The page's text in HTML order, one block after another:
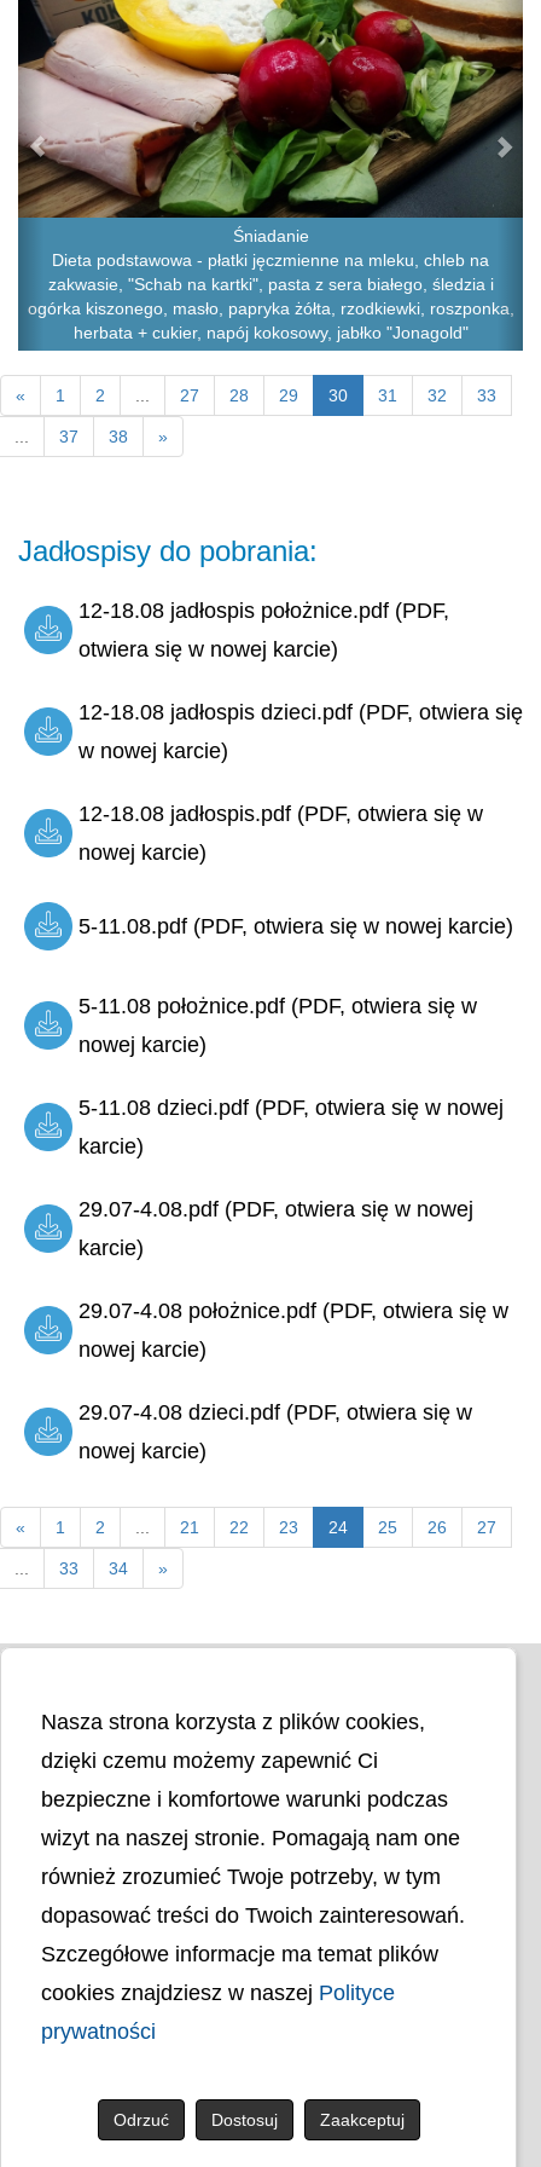
Śniadanie
Dieta podstawowa - płatki jęczmienne na mleku, chleb na
zakwasie, "Schab na kartki", pasta z sera białego, śledzia i
ogórka kiszonego, masło, papryka żółta, rzodkiewki, roszponka,
herbata + cukier, napój kokosowy, jabłko "Jonagold"
« 1 2 27 28 29 30 31 32 33
37 38 »
Jadłospisy do pobrania:
12-18.08 jadłospis położnice.pdf (PDF,
otwiera się w nowej karcie)
12-18.08 jadłospis dzieci.pdf (PDF, otwiera się
w nowej karcie)
12-18.08 jadłospis.pdf (PDF, otwiera się w
nowej karcie)
5-11.08.pdf (PDF, otwiera się w nowej karcie)
5-11.08 położnice.pdf (PDF, otwiera się w
nowej karcie)
5-11.08 dzieci.pdf (PDF, otwiera się w nowej
karcie)
29.07-4.08.pdf (PDF, otwiera się w nowej
karcie)
29.07-4.08 położnice.pdf (PDF, otwiera się w
nowej karcie)
29.07-4.08 dzieci.pdf (PDF, otwiera się w
nowej karcie)
« 1 2 21 22 23 24 25 26 27
33 34 »
Liczba odwiedzin
Polityka prywatności
Mapa strony
Ochrona Danych Osobowych
Deklaracja Dostępności
© uck.katowice.pl.
Nasza strona korzysta z plików cookies,
dzięki czemu możemy zapewnić Ci
bezpieczne i komfortowe warunki podczas
wizyt na naszej stronie. Pomagają nam one
również zrozumieć Twoje potrzeby, w tym
dopasować treści do Twoich zainteresowań.
Szczegółowe informacje ma temat plików
cookies znajdziesz w naszej Polityce
prywatności
Odrzuć Dostosuj Zaakceptuj